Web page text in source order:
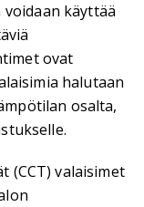
käyttää
ovat
halutaan
osalta,
(CCT) valaisimet